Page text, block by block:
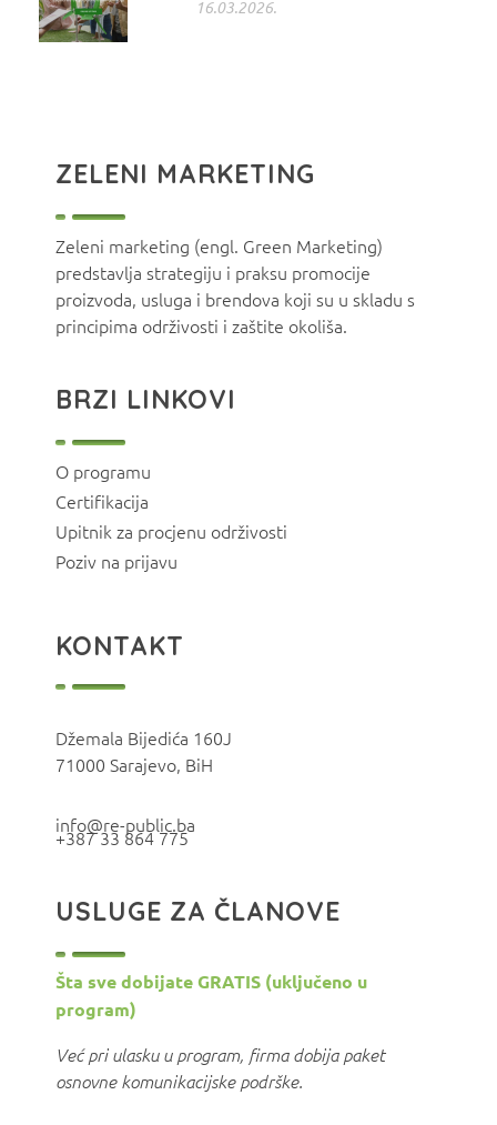
16.03.2026.
ZELENI MARKETING
Zeleni marketing (engl. Green Marketing)
predstavlja strategiju i praksu promocije
proizvoda, usluga i brendova koji su u skladu s
principima održivosti i zaštite okoliša.
BRZI LINKOVI
O programu
Certifikacija
Upitnik za procjenu održivosti
Poziv na prijavu
KONTAKT
Džemala Bijedića 160J
71000 Sarajevo, BiH
info@re-public.ba
+387 33 864 775
USLUGE ZA ČLANOVE
Šta sve dobijate GRATIS (uključeno u
program)
Već pri ulasku u program, firma dobija paket
osnovne komunikacijske podrške.